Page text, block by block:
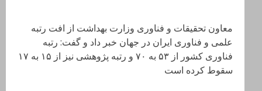
معاون تحقیقات و فناوری وزارت بهداشت از افت رتبه
علمی و فناوری ایران در جهان خبر داد و گفت: رتبه
فناوری کشور از ۵۳ به ۷۰ و رتبه پژوهشی نیز از ۱۵ به ۱۷
سقوط کرده است